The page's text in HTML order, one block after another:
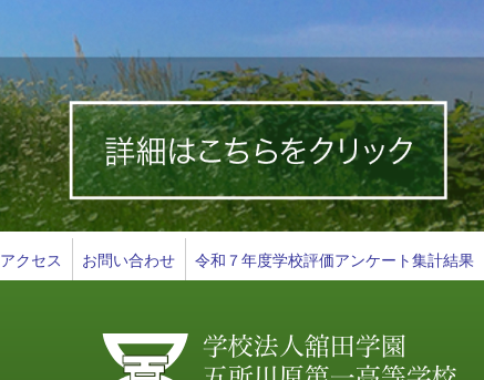
アクセス お問い合わせ 令和７年度学校評価アンケート集計結果